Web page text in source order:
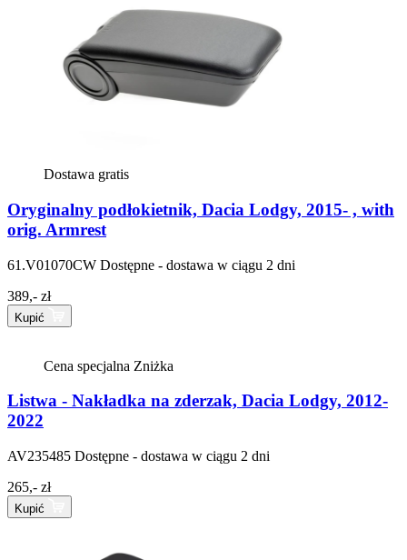
Dostawa gratis
Oryginalny podłokietnik, Dacia Lodgy, 2015- , with
orig. Armrest
61.V01070CW Dostępne - dostawa w ciągu 2 dni
389,- zł
Kupić
Cena specjalna Zniżka
Listwa - Nakładka na zderzak, Dacia Lodgy, 2012-
2022
AV235485 Dostępne - dostawa w ciągu 2 dni
265,- zł
Kupić